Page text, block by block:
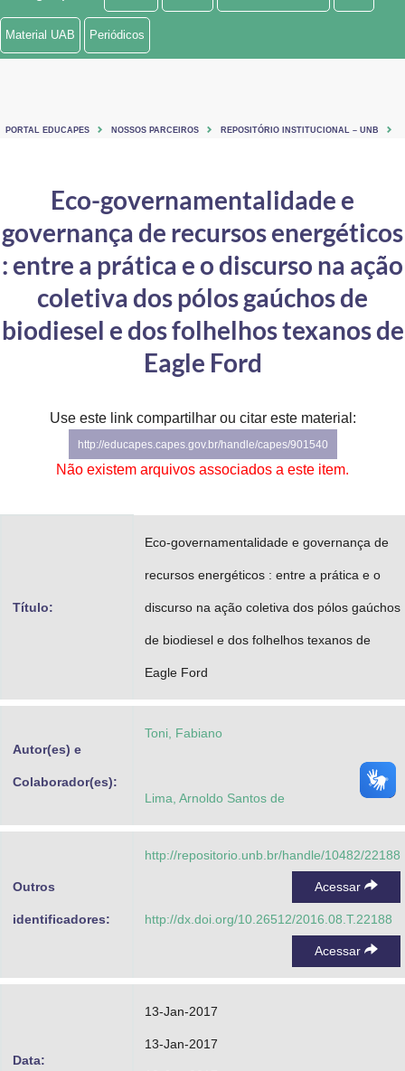
Ministério de Minas e Energia
Ministério da Mulher, da Família e dos Direitos Humanos
Secretaria-Geral
Secretaria de Governo
Advocacia-Geral da União
Banco Central do Brasil
Material UAB Periódicos
PORTAL EDUCAPES NOSSOS PARCEIROS REPOSITÓRIO INSTITUCIONAL – UNB
Eco-governamentalidade e
governança de recursos energéticos
: entre a prática e o discurso na ação
coletiva dos pólos gaúchos de
biodiesel e dos folhelhos texanos de
Eagle Ford
Use este link compartilhar ou citar este material:
http://educapes.capes.gov.br/handle/capes/901540
Não existem arquivos associados a este item.
Título:
Eco-governamentalidade e governança de
recursos energéticos : entre a prática e o
discurso na ação coletiva dos pólos gaúchos
de biodiesel e dos folhelhos texanos de
Eagle Ford
Autor(es) e
Colaborador(es):
Toni, Fabiano
Lima, Arnoldo Santos de
Outros
identificadores:
http://repositorio.unb.br/handle/10482/22188
Acessar
http://dx.doi.org/10.26512/2016.08.T.22188
Acessar
Data:
13-Jan-2017
13-Jan-2017